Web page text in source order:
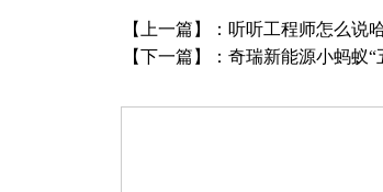
【上一篇】： 听听工程师怎么说
【下一篇】： 奇瑞新能源小蚂蚁“